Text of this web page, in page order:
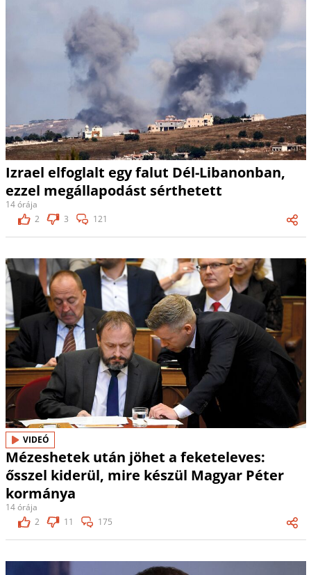
Izrael elfoglalt egy falut Dél-Libanonban,
ezzel megállapodást sérthetett
14 órája
2
3 121
VIDEÓ
Mézeshetek után jöhet a feketeleves:
ősszel kiderül, mire készül Magyar Péter
kormánya
14 órája
2
11 175